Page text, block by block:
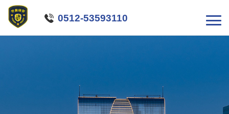
 0512-53593110